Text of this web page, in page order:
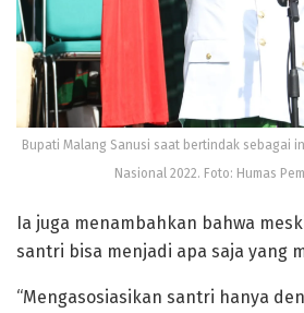
Bupati Malang Sanusi saat bertindak sebagai
Nasional 2022. Foto: Humas
Ia juga menambahkan bahwa
santri bisa menjadi apa saja yang
“Mengasosiasikan santri hanya